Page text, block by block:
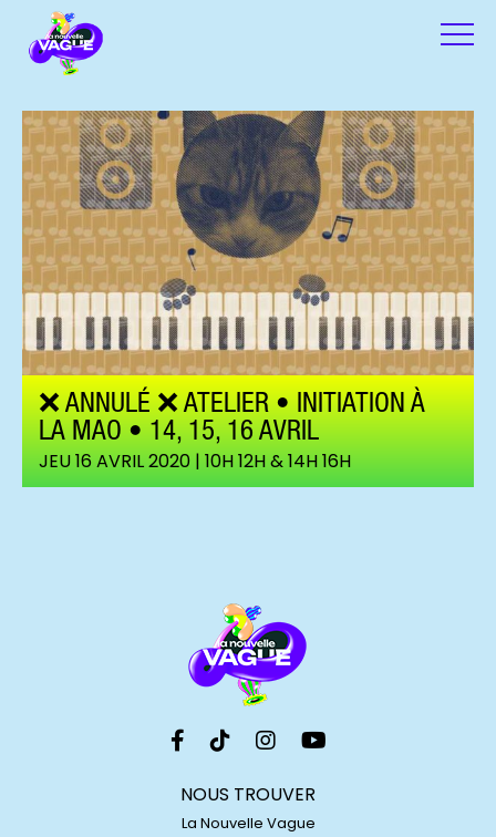
❌ ANNULÉ ❌ ATELIER • INITIATION À
LA MAO • 14, 15, 16 AVRIL
JEU 16 AVRIL 2020 | 10H 12H & 14H 16H
NOUS TROUVER
La Nouvelle Vague